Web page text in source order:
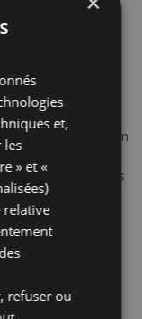
Clément […]
de la Rimini
Cavour joua un
à partir du
côté, magasins
une théorie
considérés
CHÂTEAU
et,
les
» et «
refuser ou